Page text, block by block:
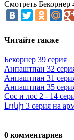
Смотреть Бекорнер
Читайте также
Бекорнер 39 серия
Анпаштпан 32
Анпаштпан 31
Анпаштпан 35
Сос и лос 2 - 14
Լոկի 3 серия на
0 комментариев